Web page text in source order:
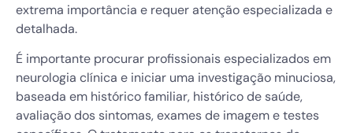
extrema importância e requer atenção especializada e
detalhada.
É importante procurar profissionais especializados em
neurologia clínica e iniciar uma investigação minuciosa,
baseada em histórico familiar, histórico de saúde,
avaliação dos sintomas, exames de imagem e testes